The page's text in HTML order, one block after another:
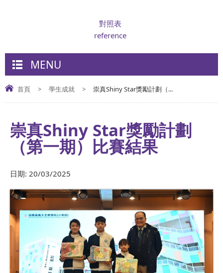
對照表
reference
MENU
首頁 > 學生成就 > 崇真Shiny Star獎勵計劃（...
崇真Shiny Star獎勵計劃
（第一期）比賽結果
日期: 20/03/2025